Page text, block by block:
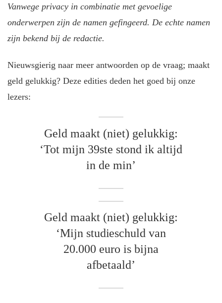
Vanwege privacy in combinatie met gevoelige
onderwerpen zijn de namen gefingeerd. De echte namen
zijn bekend bij de redactie.
Nieuwsgierig naar meer antwoorden op de vraag; maakt
geld gelukkig? Deze edities deden het goed bij onze
lezers:
Geld maakt (niet) gelukkig:
‘Tot mijn 39ste stond ik altijd
in de min’
Geld maakt (niet) gelukkig:
‘Mijn studieschuld van
20.000 euro is bijna
afbetaald’